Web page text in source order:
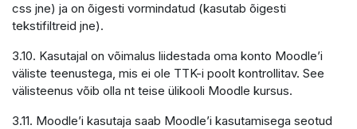
css jne) ja on õigesti vormindatud (kasutab õigesti
tekstifiltreid jne).
3.10. Kasutajal on võimalus liidestada oma konto Moodle’i
väliste teenustega, mis ei ole TTK-i poolt kontrollitav. See
välisteenus võib olla nt teise ülikooli Moodle kursus.
3.11. Moodle’i kasutaja saab Moodle’i kasutamisega seotud